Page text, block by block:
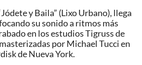
y Baila” (Lixo Urbano), llega
su sonido a ritmos más
en los estudios Tigruss de
por Michael Tucci en
de Nueva York.